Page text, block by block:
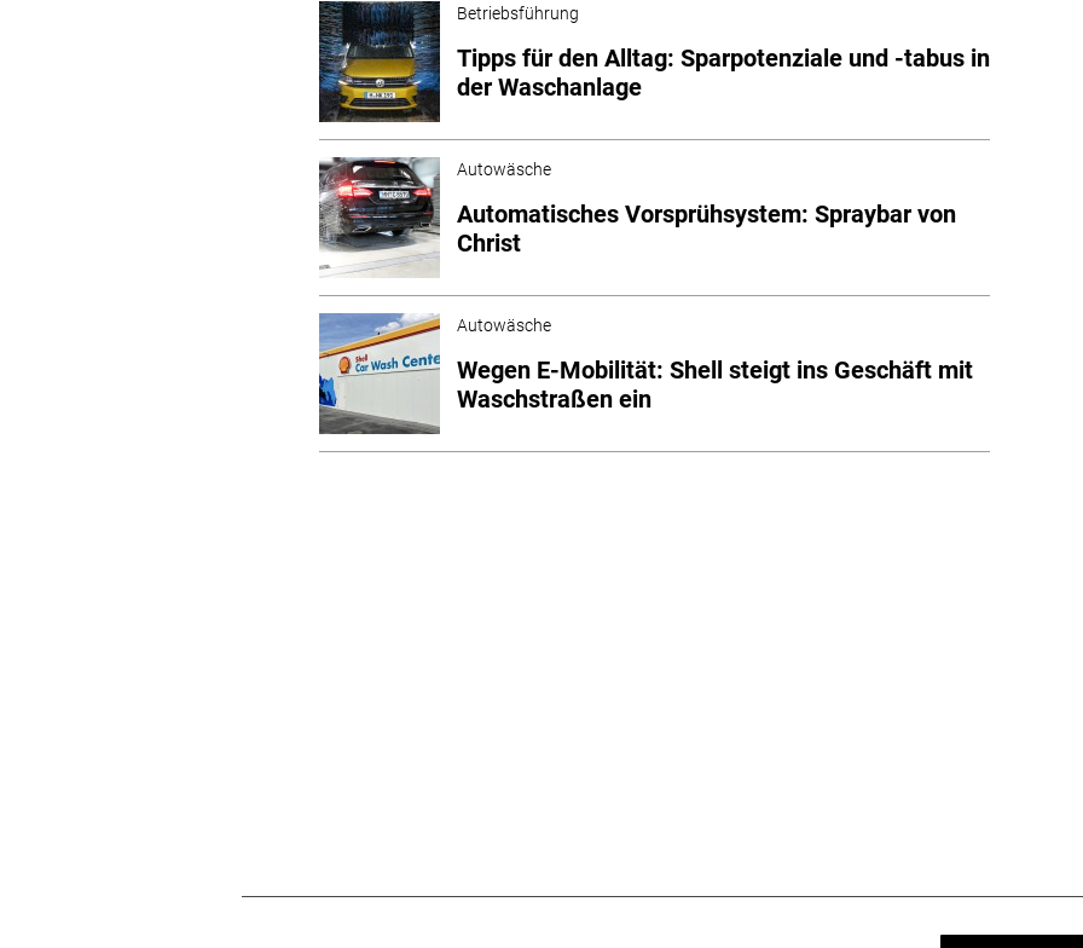
Betriebsführung
Tipps für den Alltag: Sparpotenziale und -tabus in
der Waschanlage
Autowäsche
Automatisches Vorsprühsystem: Spraybar von
Christ
Autowäsche
Wegen E-Mobilität: Shell steigt ins Geschäft mit
Waschstraßen ein